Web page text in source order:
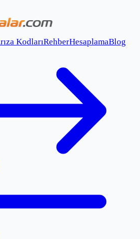
KodlarıRehberHesaplamaBlog